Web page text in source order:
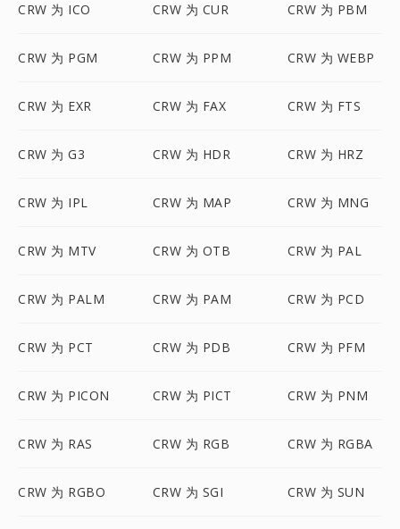
CRW 为 ICO CRW 为 CUR CRW 为 PBM
CRW 为 PGM CRW 为 PPM CRW 为 WEBP
CRW 为 EXR CRW 为 FAX CRW 为 FTS
CRW 为 G3 CRW 为 HDR CRW 为 HRZ
CRW 为 IPL CRW 为 MAP CRW 为 MNG
CRW 为 MTV CRW 为 OTB CRW 为 PAL
CRW 为 PALM CRW 为 PAM CRW 为 PCD
CRW 为 PCT CRW 为 PDB CRW 为 PFM
CRW 为 PICON CRW 为 PICT CRW 为 PNM
CRW 为 RAS CRW 为 RGB CRW 为 RGBA
CRW 为 RGBO CRW 为 SGI CRW 为 SUN